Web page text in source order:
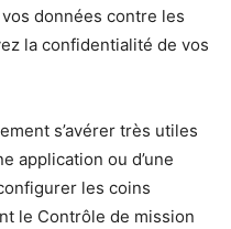
données contre les
la confidentialité de vos
s’avérer très utiles
application ou d’une
les coins
le Contrôle de mission